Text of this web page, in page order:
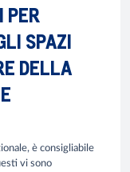
PER
SPAZI
DELLA
è consigliabile
vi sono